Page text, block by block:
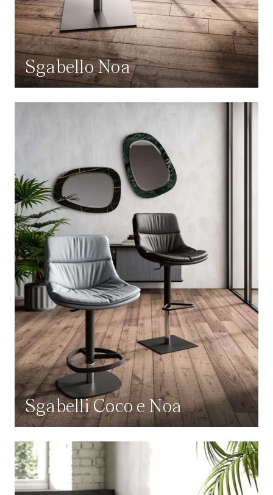
Sgabello Noa
Sgabelli Coco e Noa